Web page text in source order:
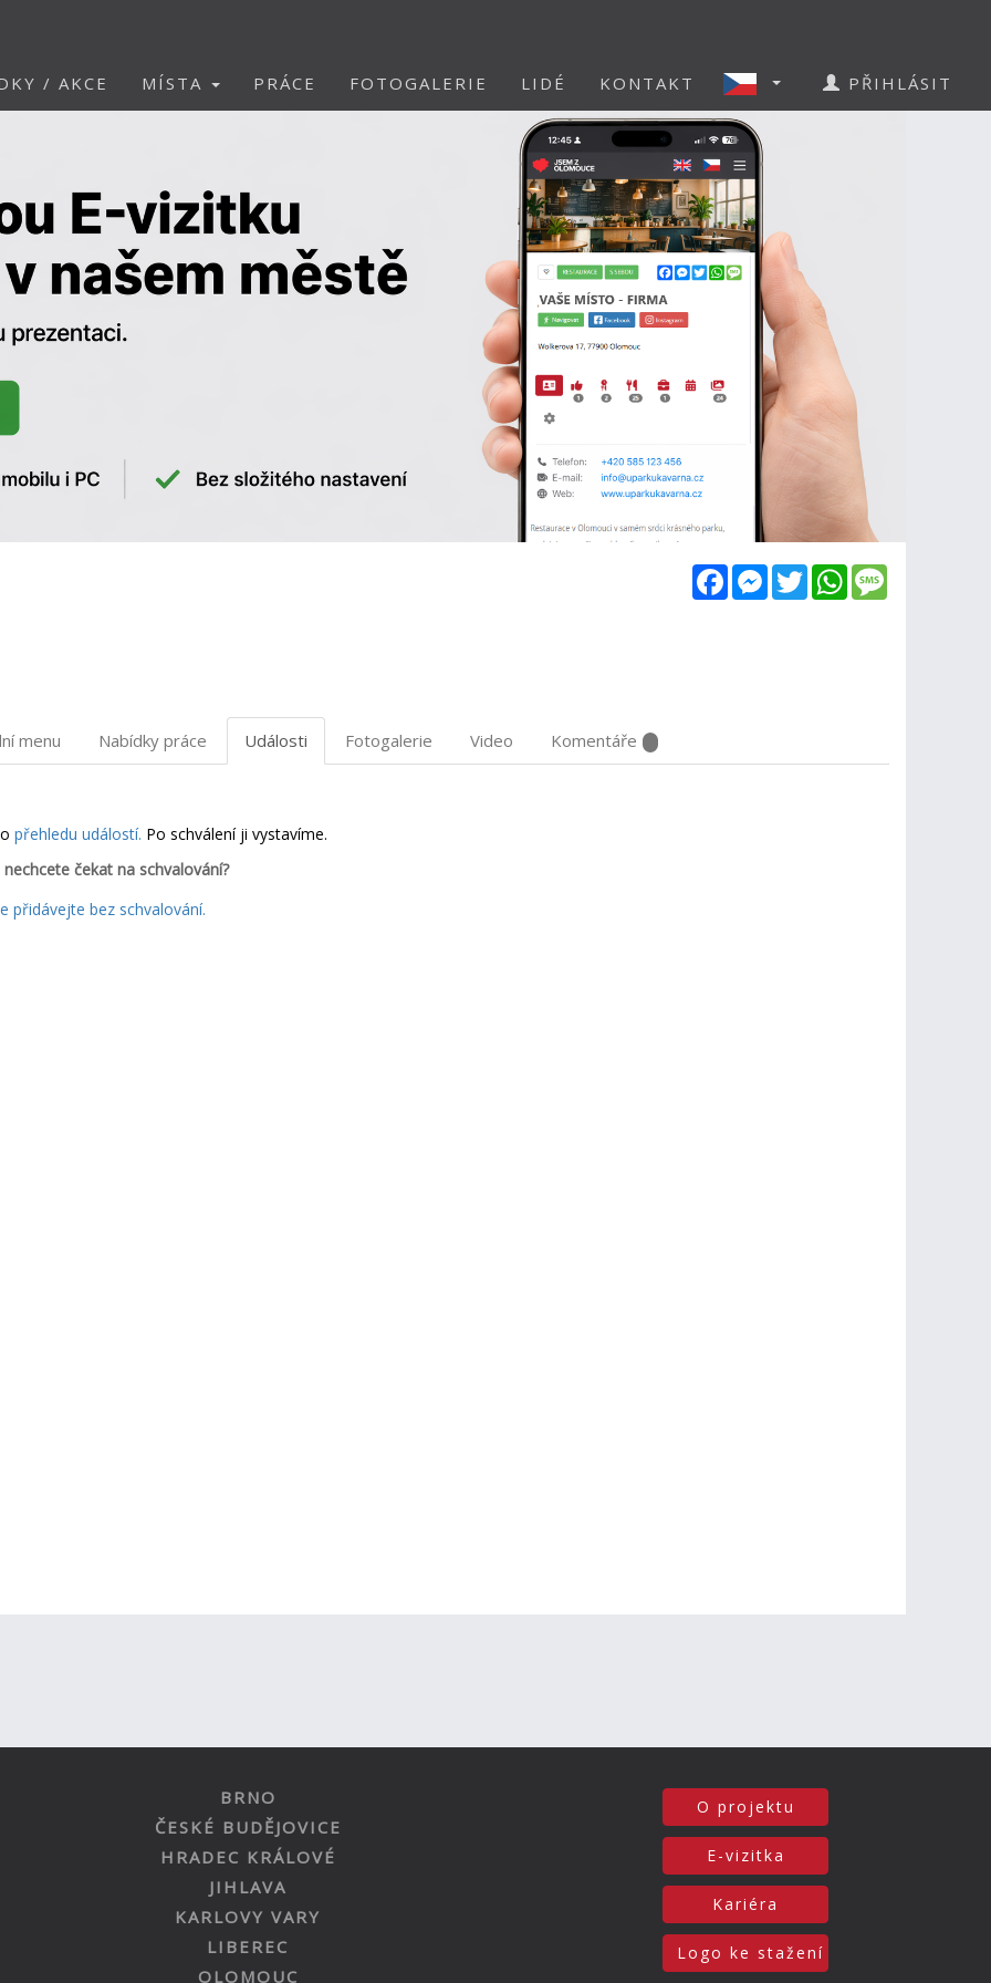
/ AKCE MÍSTA PRÁCE FOTOGALERIE LIDÉ KONTAKT PŘIHLÁSIT
FacebookMessenger
TwitterWhatsApp
menu Nabídky práce Události Fotogalerie Video Komentáře
přehledu událostí. Po schválení ji vystavíme.
čekat na schvalování?
přidávejte bez schvalování.
BRNO
ČESKÉ BUDĚJOVICE
HRADEC KRÁLOVÉ
JIHLAVA
KARLOVY VARY
LIBEREC
OLOMOUC
O projektu
E-vizitka
Kariéra
Logo ke stažení